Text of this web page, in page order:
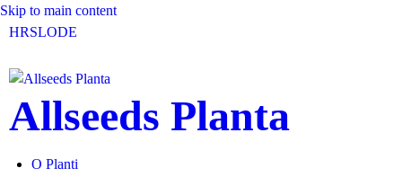
Skip to main content
HRSLODE
Allseeds Planta
O Planti